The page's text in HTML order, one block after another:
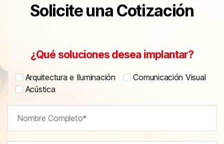
Solicite una Cotización
¿Qué soluciones desea implantar?
Arquitectura e Iluminación
Comunicación Visual
Acústica